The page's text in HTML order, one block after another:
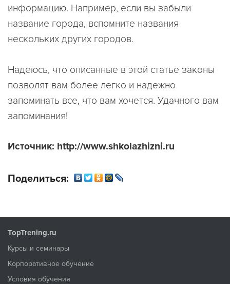
информацию. Например, если вы забыли
название города, вспомните названия
нескольких других городов.
Надеюсь, что описанные в этой статье законы
позволят вам более легко и надежно
запоминать все, что вам хочется. Удачного вам
запоминания!
Источник: http://www.shkolazhizni.ru
Поделиться:
TopTrening.ru
Курсы и семинары
Корпоративное обучение
Условия обучения